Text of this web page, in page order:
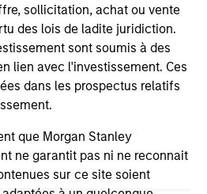
sollicitation, achat ou vente
des lois de ladite juridiction.
sont soumis à des
lien avec l'investissement. Ces
dans les prospectus relatifs
que Morgan Stanley
ne garantit pas ni ne reconnait
sur ce site soient